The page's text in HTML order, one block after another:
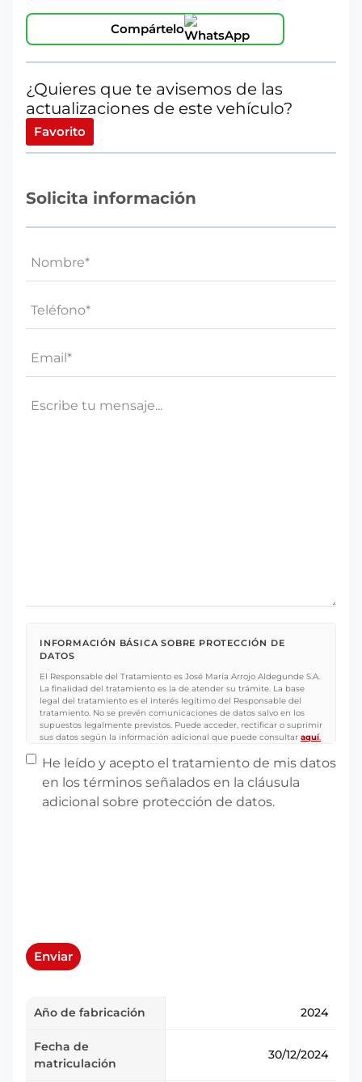
cantidad
Compártelo
¿Quieres que te avisemos de las
actualizaciones de este vehículo?
Favorito
Solicita información
INFORMACIÓN BÁSICA SOBRE PROTECCIÓN DE
DATOS
El Responsable del Tratamiento es José María Arrojo Aldegunde S.A.
La finalidad del tratamiento es la de atender su trámite. La base
legal del tratamiento es el interés legítimo del Responsable del
tratamiento. No se prevén comunicaciones de datos salvo en los
supuestos legalmente previstos. Puede acceder, rectificar o suprimir
sus datos según la información adicional que puede consultar aquí.
Protección de datos(Obligatorio)
He leído y acepto el tratamiento de mis datos
en los términos señalados en la cláusula
adicional sobre protección de datos.
Enviar
Año de fabricación 2024
Fecha de
matriculación
30/12/2024